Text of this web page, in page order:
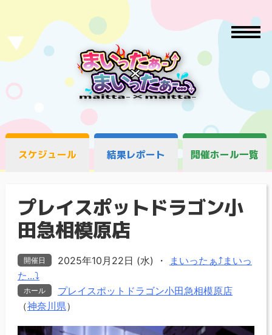
スケジュール 結果レポート 開催ホール一覧
プレイスポットドラゴン小
田急相模原店
開催日 2025年10月22日 (水) ・
まいったぁ⤴まいっ
た...⤵
ホール
プレイスポットドラゴン小田急相模原店
（神奈川県）